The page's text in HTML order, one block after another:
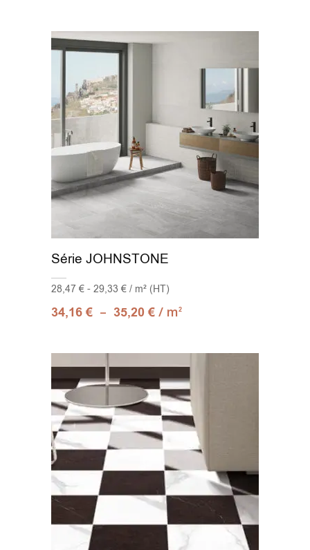
Série JOHNSTONE
28,47 € - 29,33 € / m² (HT)
34,16€ – 35,20€ / m2